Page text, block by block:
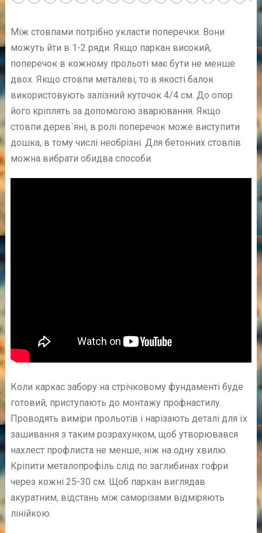
Між стовпами потрібно укласти поперечки. Вони
можуть йти в 1-2 ряди. Якщо паркан високий,
поперечок в кожному прольоті має бути не менше
двох. Якщо стовпи металеві, то в якості балок
використовують залізний куточок 4/4 см. До опор
його кріплять за допомогою зварювання. Якщо
стовпи дерев`яні, в ролі поперечок може виступити
дошка, в тому числі необрізні. Для бетонних стовпів
можна вибрати обидва способи.
Коли каркас забору на стрічковому фундаменті буде
готовий, приступають до монтажу профнастилу.
Проводять виміри прольотів і нарізають деталі для їх
зашивання з таким розрахунком, щоб утворювався
нахлест профлиста не менше, ніж на одну хвилю.
Кріпити металопрофіль слід по заглибинах гофри
через кожні 25-30 см. Щоб паркан виглядав
акуратним, відстань між саморізами відміряють
лінійкою.